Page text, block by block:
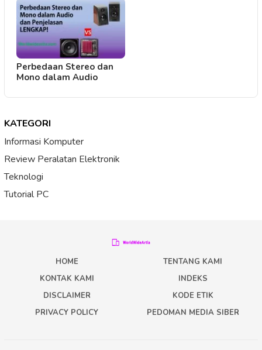
Perbedaan Stereo dan
Mono dalam Audio
KATEGORI
Informasi Komputer
Review Peralatan Elektronik
Teknologi
Tutorial PC
HOME
TENTANG KAMI
KONTAK KAMI
INDEKS
DISCLAIMER
KODE ETIK
PRIVACY POLICY
PEDOMAN MEDIA SIBER